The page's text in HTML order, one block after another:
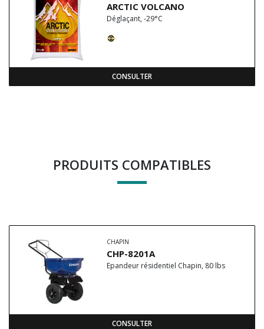
ARCTIC VOLCANO
Déglaçant, -29°C
CONSULTER
PRODUITS COMPATIBLES
CHAPIN
CHP-8201A
Epandeur résidentiel Chapin, 80 lbs
CONSULTER